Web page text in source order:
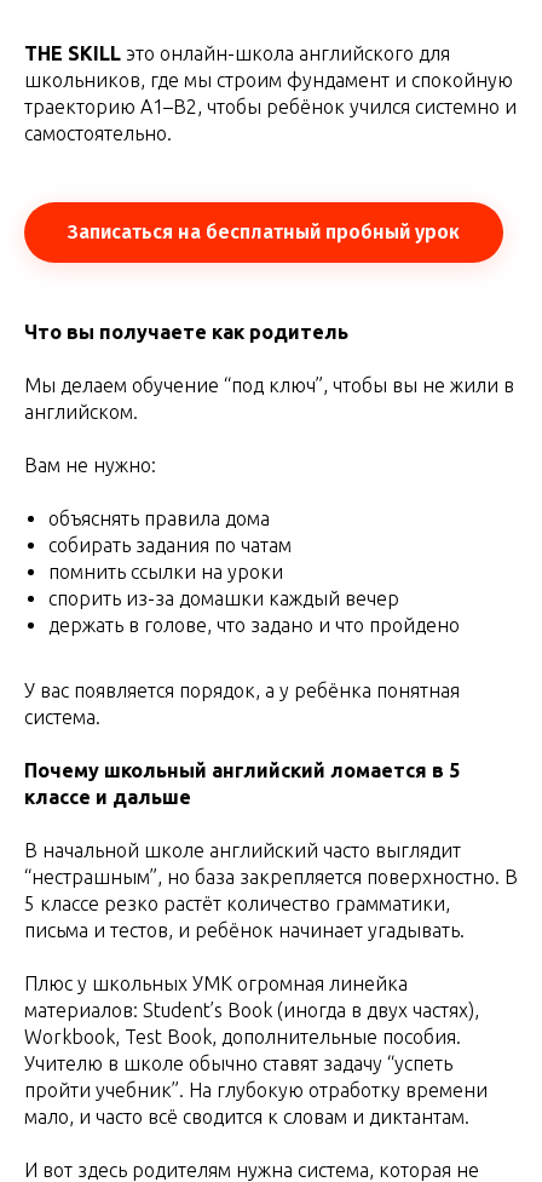
THE SKILL это онлайн-школа английского для
школьников, где мы строим фундамент и спокойную
траекторию A1–B2, чтобы ребёнок учился системно и
самостоятельно.
Записаться на бесплатный пробный урок
Что вы получаете как родитель
Мы делаем обучение “под ключ”, чтобы вы не жили в
английском.
Вам не нужно:
объяснять правила дома
собирать задания по чатам
помнить ссылки на уроки
спорить из-за домашки каждый вечер
держать в голове, что задано и что пройдено
У вас появляется порядок, а у ребёнка понятная
система.
Почему школьный английский ломается в 5
классе и дальше
В начальной школе английский часто выглядит
“нестрашным”, но база закрепляется поверхностно. В
5 классе резко растёт количество грамматики,
письма и тестов, и ребёнок начинает угадывать.
Плюс у школьных УМК огромная линейка
материалов: Student’s Book (иногда в двух частях),
Workbook, Test Book, дополнительные пособия.
Учителю в школе обычно ставят задачу “успеть
пройти учебник”. На глубокую отработку времени
мало, и часто всё сводится к словам и диктантам.
И вот здесь родителям нужна система, которая не